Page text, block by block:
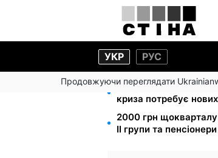
УКР РУС
Продовжуючи переглядати
Директорка ДОЗ
криза потребує
2000 грн
II групи та